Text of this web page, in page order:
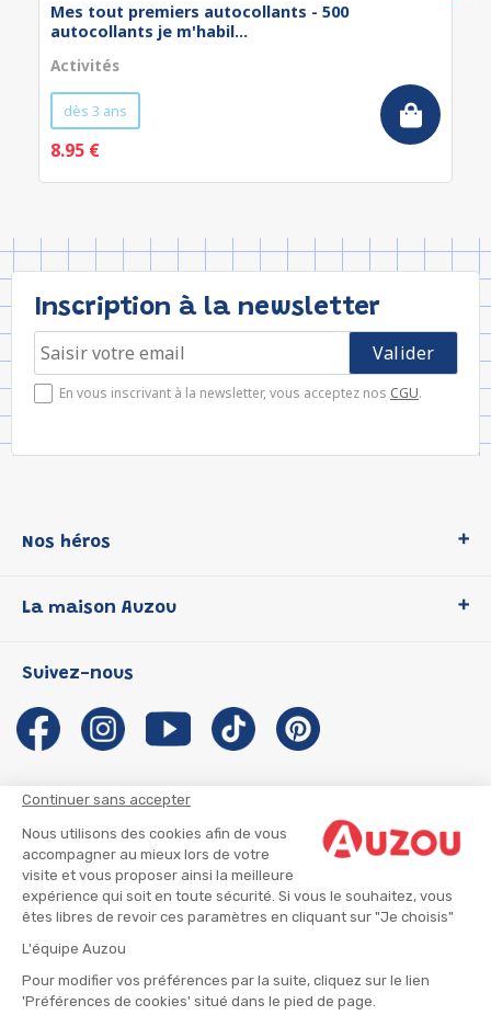
Continuer sans accepter
Nous utilisons des cookies afin de vous
accompagner au mieux lors de votre
visite et vous proposer ainsi la meilleure
expérience qui soit en toute sécurité. Si vous le souhaitez, vous
êtes libres de revoir ces paramètres en cliquant sur "Je choisis"
L'équipe Auzou
Pour modifier vos préférences par la suite, cliquez sur le lien
'Préférences de cookies' situé dans le pied de page.
Mes tout premiers autocollants - 500
autocollants je m'habil...
Activités
dès 3 ans
8.95 €
Inscription à la newsletter
En vous inscrivant à la newsletter, vous acceptez nos CGU.
Nos héros
P'tit Loup
Les Influenceuses
Migali
Petite Taupe
La maison Auzou
Notre histoire
Auzou s'engage
Auteurs et illustrateurs Auzou
Suivre mon colis
Infos consommateur
Suivez-nous
CGU
CGV
Mentions légales